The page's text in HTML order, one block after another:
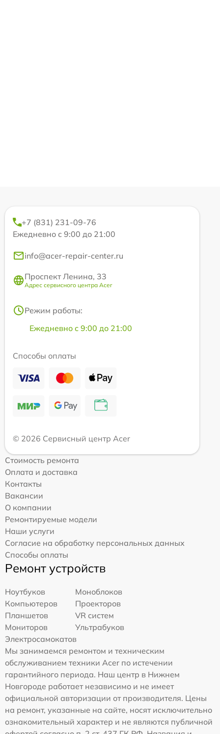
+7 (831) 231-09-76
Ежедневно с 9:00 до 21:00
info@acer-repair-center.ru
Проспект Ленина, 33
Адрес сервисного центра Acer
Режим работы:
Ежедневно с 9:00 до 21:00
Способы оплаты
© 2026 Сервисный центр Acer
Стоимость ремонта
Оплата и доставка
Контакты
Вакансии
О компании
Ремонтируемые модели
Наши услуги
Согласие на обработку персональных данных
Способы оплаты
Ремонт устройств
Ноутбуков
Моноблоков
Компьютеров
Проекторов
Планшетов
VR систем
Мониторов
Ультрабуков
Электросамокатов
Мы занимаемся ремонтом и техническим
обслуживанием техники Acer по истечении
гарантийного периода. Наш центр в Нижнем
Новгороде работает независимо и не имеет
официальной авторизации от производителя. Цены
на ремонт, указанные на сайте, носят исключительно
ознакомительный характер и не являются публичной